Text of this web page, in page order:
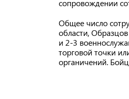
сопровождении
Общее число
области,
и 2-3
торговой точки
органичений.